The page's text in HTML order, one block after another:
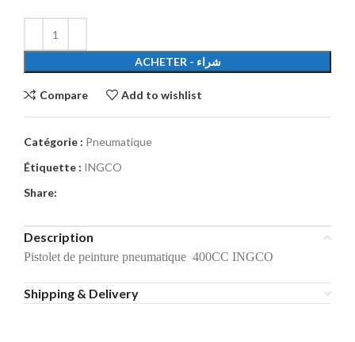
ACHETER - شراء
Compare Add to wishlist
Catégorie : Pneumatique
Étiquette : INGCO
Share:
Description
Pistolet de peinture pneumatique 400CC INGCO
Shipping & Delivery